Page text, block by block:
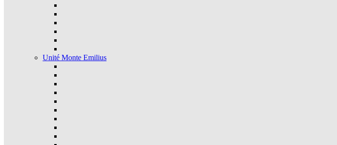
Unité Monte Emilius